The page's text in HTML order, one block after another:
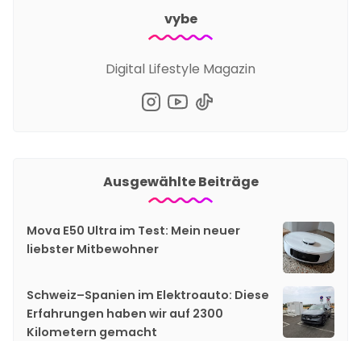
vybe
Digital Lifestyle Magazin
Ausgewählte Beiträge
Mova E50 Ultra im Test: Mein neuer
liebster Mitbewohner
Schweiz–Spanien im Elektroauto: Diese
Erfahrungen haben wir auf 2300
Kilometern gemacht